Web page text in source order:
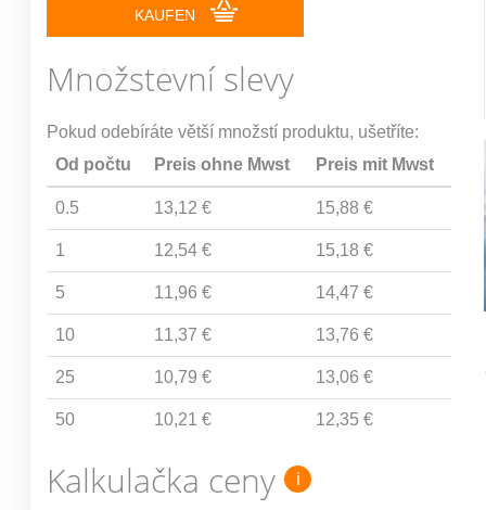
KAUFEN
Množstevní slevy
Pokud odebíráte větší množstí produktu, ušetříte:
Od počtu
Preis ohne Mwst Preis mit Mwst
0.5 13,12 € 15,88 €
1 12,54 € 15,18 €
5 11,96 € 14,47 €
10 11,37 € 13,76 €
25 10,79 € 13,06 €
50 10,21 € 12,35 €
Kalkulačka ceny i